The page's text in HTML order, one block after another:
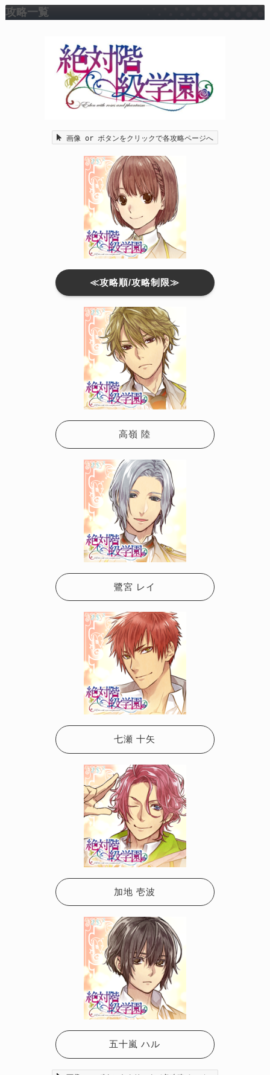
攻略一覧
画像 or ボタンをクリックで各攻略ページへ
≪攻略順/攻略制限≫
高嶺 陸
鷺宮 レイ
七瀬 十矢
加地 壱波
五十嵐 ハル